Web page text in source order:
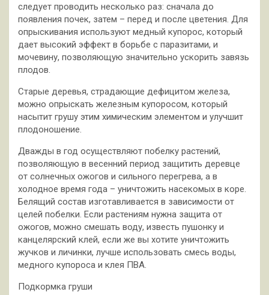
следует проводить несколько раз: сначала до
появления почек, затем – перед и после цветения. Для
опрыскивания используют медный купорос, который
дает высокий эффект в борьбе с паразитами, и
мочевину, позволяющую значительно ускорить завязь
плодов.
Старые деревья, страдающие дефицитом железа,
можно опрыскать железным купоросом, который
насытит грушу этим химическим элементом и улучшит
плодоношение.
Дважды в год осуществляют побелку растений,
позволяющую в весенний период защитить деревце
от солнечных ожогов и сильного перегрева, а в
холодное время года – уничтожить насекомых в коре.
Белящий состав изготавливается в зависимости от
целей побелки. Если растениям нужна защита от
ожогов, можно смешать воду, известь пушонку и
канцелярский клей, если же вы хотите уничтожить
жучков и личинки, лучше использовать смесь воды,
медного купороса и клея ПВА.
Подкормка груши